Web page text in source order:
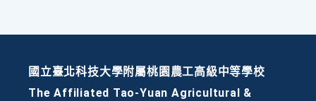
國立臺北科技大學附屬桃園農工高級中等學校
The Affiliated Tao-Yuan Agricultural &